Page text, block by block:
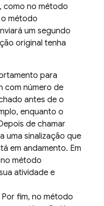
como no método
método
um segundo
original tenha
para
com número de
antes de o
enquanto o
de chamar
uma sinalização que
em andamento. Em
método
atividade e
Por fim, no método